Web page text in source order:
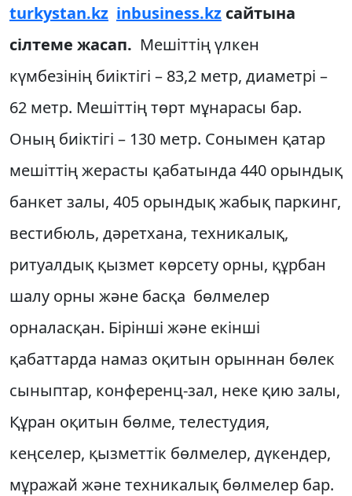
turkystan.kz inbusiness.kz сайтына
сілтеме жасап. Мешіттің үлкен
күмбезінің биіктігі – 83,2 метр, диаметрі –
62 метр. Мешіттің төрт мұнарасы бар.
Оның биіктігі – 130 метр. Сонымен қатар
мешіттің жерасты қабатында 440 орындық
банкет залы, 405 орындық жабық паркинг,
вестибюль, дәретхана, техникалық,
ритуалдық қызмет көрсету орны, құрбан
шалу орны және басқа бөлмелер
орналасқан. Бірінші және екінші
қабаттарда намаз оқитын орыннан бөлек
сыныптар, конференц-зал, неке қию залы,
Құран оқитын бөлме, телестудия,
кеңселер, қызметтік бөлмелер, дүкендер,
мұражай және техникалық бөлмелер бар.